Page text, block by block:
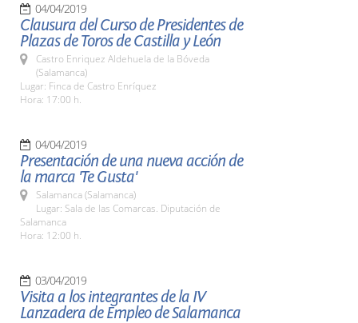
04/04/2019
Clausura del Curso de Presidentes de
Plazas de Toros de Castilla y León
Castro Enriquez Aldehuela de la Bóveda
(Salamanca)
Lugar: Finca de Castro Enríquez
Hora: 17:00 h.
04/04/2019
Presentación de una nueva acción de
la marca 'Te Gusta'
Salamanca (Salamanca)
Lugar: Sala de las Comarcas. Diputación de
Salamanca
Hora: 12:00 h.
03/04/2019
Visita a los integrantes de la IV
Lanzadera de Empleo de Salamanca